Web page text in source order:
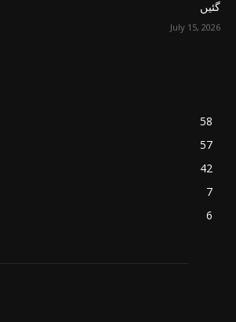
گئیں
July 15, 2026
58
57
42
7
6